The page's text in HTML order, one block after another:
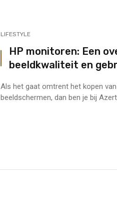
LIFESTYLE
HP monitoren: Een
beeldkwaliteit en
Als het gaat omtrent het kopen van
beeldschermen, dan ben je bij